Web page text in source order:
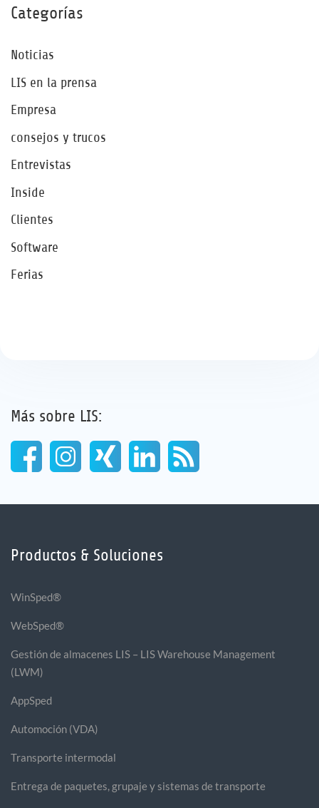
Categorías
Noticias
LIS en la prensa
Empresa
consejos y trucos
Entrevistas
Inside
Clientes
Software
Ferias
Más sobre LIS:
Productos & Soluciones
WinSped®
WebSped®
Gestión de almacenes LIS – LIS Warehouse Management
(LWM)
AppSped
Automoción (VDA)
Transporte intermodal
Entrega de paquetes, grupaje y sistemas de transporte